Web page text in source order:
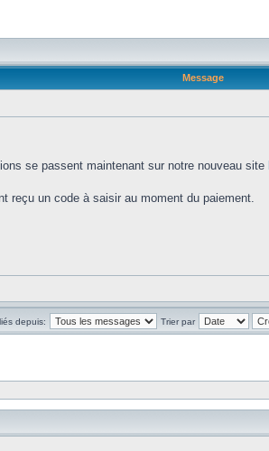
Message
se passent maintenant sur notre nouveau site
reçu un code à saisir au moment du paiement.
depuis: Trier par